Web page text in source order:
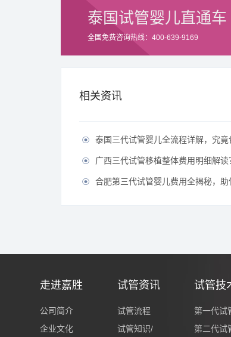
泰国试管婴儿直通车
全国免费咨询热线：400-639-9169
相关资讯
 泰国三代试管婴儿全流程详解，究竟
 广西三代试管移植整体费用明细解读？如何
 合肥第三代试管婴儿费用全揭秘，助你
走进嘉胜
公司简介
企业文化
试管资讯
试管流程
试管知识/
试管技
第一代试
第二代试